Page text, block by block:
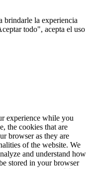
brindarle la experiencia
todo", acepta el uso
experience while you
the cookies that are
browser as they are
of the website. We
and understand how
stored in your browser